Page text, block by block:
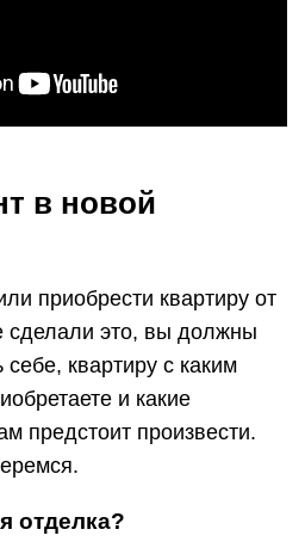
в новой
приобрести квартиру от
сделали это, вы должны
квартиру с каким
и какие
предстоит произвести.
отделка?